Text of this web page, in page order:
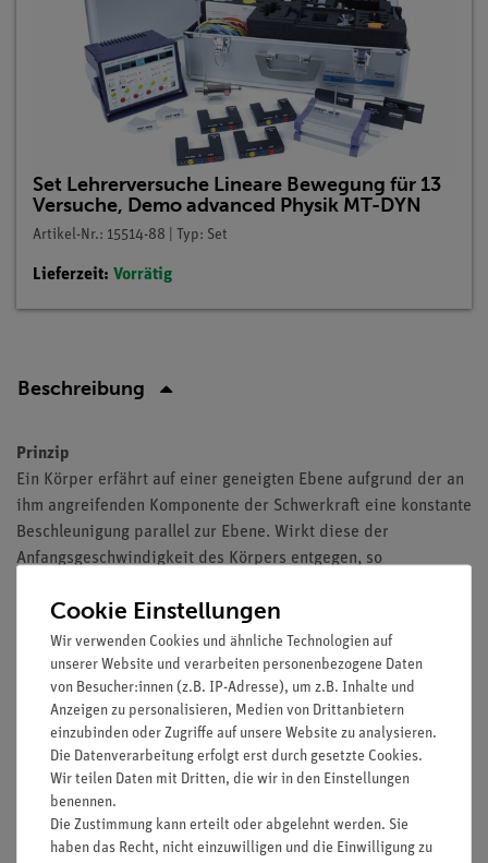
Set Lehrerversuche Lineare Bewegung für 13
Versuche, Demo advanced Physik MT-DYN
Artikel-Nr.: 15514-88 | Typ: Set
Lieferzeit: Vorrätig
Beschreibung
Prinzip
Ein Körper erfährt auf einer geneigten Ebene aufgrund der an
ihm angreifenden Komponente der Schwerkraft eine konstante
Beschleunigung parallel zur Ebene. Wirkt diese der
Anfangsgeschwindigkeit des Körpers entgegen, so
seine Richtung um. Hier sollen die Bewegungsgesetze für eine
gleichmäßig verzögerte Bewegung durch Fahrzeitmessungen
eines Wagens auf der geneigten Rollenfahrbahn bestätigt
werden.
Vorteile
Exaktere Ergebnisse durch reibungsarm Messungen:
Wagen mit reibungsminimierter Achslagerung auf
Saphir
Über die gesamte Fahrbahnlänge verstellbare
Cookie Einstellungen
Wir verwenden Cookies und ähnliche Technologien auf
unserer Website und verarbeiten personenbezogene Daten
von Besucher:innen (z.B. IP-Adresse), um z.B. Inhalte und
Anzeigen zu personalisieren, Medien von Drittanbietern
einzubinden oder Zugriffe auf unsere Website zu analysieren.
Die Datenverarbeitung erfolgt erst durch gesetzte Cookies.
Wir teilen Daten mit Dritten, die wir in den Einstellungen
benennen.
Die Zustimmung kann erteilt oder abgelehnt werden. Sie
haben das Recht, nicht einzuwilligen und die Einwilligung zu